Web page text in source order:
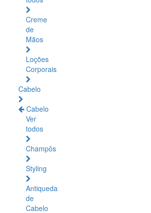
Creme
de
Mãos
Loções
Corporais
Cabelo
Cabelo
Ver
todos
Champôs
Styling
Antiqueda
de
Cabelo